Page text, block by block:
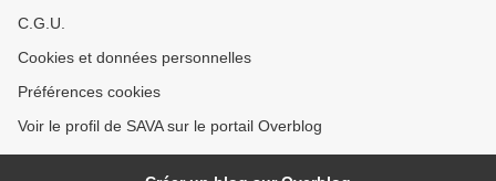
C.G.U.
Cookies et données personnelles
Préférences cookies
Voir le profil de SAVA sur le portail Overblog